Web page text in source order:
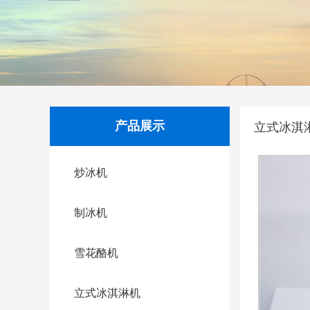
产品展示
炒冰机
制冰机
雪花酪机
立式冰淇淋机
立式冰淇